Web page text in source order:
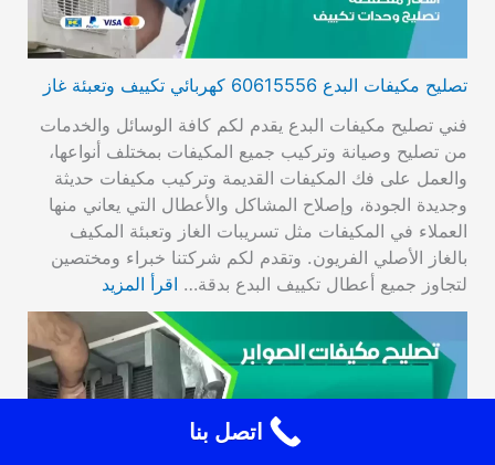
تصليح مكيفات البدع 60615556 كهربائي تكييف وتعبئة غاز
فني تصليح مكيفات البدع يقدم لكم كافة الوسائل والخدمات
من تصليح وصيانة وتركيب جميع المكيفات بمختلف أنواعها،
والعمل على فك المكيفات القديمة وتركيب مكيفات حديثة
وجديدة الجودة، وإصلاح المشاكل والأعطال التي يعاني منها
العملاء في المكيفات مثل تسريبات الغاز وتعبئة المكيف
بالغاز الأصلي الفريون. وتقدم لكم شركتنا خبراء ومختصين
لتجاوز جميع أعطال تكييف البدع بدقة… اقرأ المزيد
اتصل بنا